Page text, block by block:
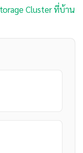
Cluster ที่บ้าน